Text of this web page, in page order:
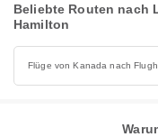
Beliebte Routen nach
Hamilton
Flüge von Kanada nach